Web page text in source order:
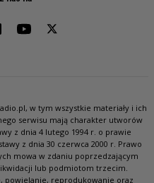
w tym wszystkie materiały i ich
serwisu mają charakter utworów
z dnia 4 lutego 1994 r. o prawie
z dnia 30 czerwca 2000 r. Prawo
mowa w zdaniu poprzedzającym
lub podmiotom trzecim.
powielanie, reprodukowanie oraz